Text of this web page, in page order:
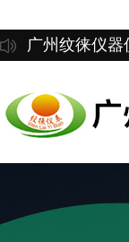
广州纹徕仪器